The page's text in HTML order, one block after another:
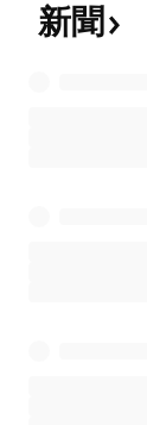
新聞